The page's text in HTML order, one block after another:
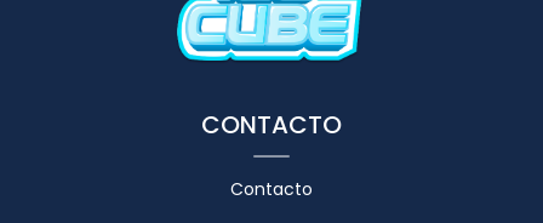
CONTACTO
Contacto